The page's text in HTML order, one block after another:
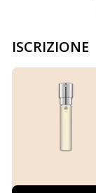
ISCRIZIONE